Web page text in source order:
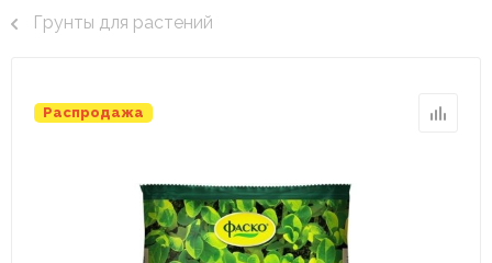
Грунты для растений
Распродажа